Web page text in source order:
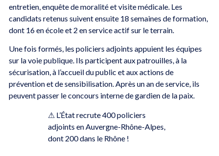
entretien, enquête de moralité et visite médicale. Les
candidats retenus suivent ensuite 18 semaines de formation,
dont 16 en école et 2 en service actif sur le terrain.
Une fois formés, les policiers adjoints appuient les équipes
sur la voie publique. Ils participent aux patrouilles, à la
sécurisation, à l’accueil du public et aux actions de
prévention et de sensibilisation. Après un an de service, ils
peuvent passer le concours interne de gardien de la paix.
⚠ L’État recrute 400 policiers
adjoints en Auvergne-Rhône-Alpes,
dont 200 dans le Rhône !